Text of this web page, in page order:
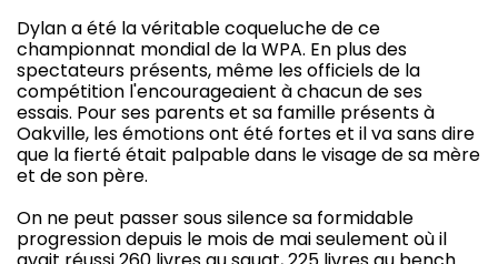
Dylan a été la véritable coqueluche de ce
championnat mondial de la WPA. En plus des
spectateurs présents, même les officiels de la
compétition l'encourageaient à chacun de ses
essais. Pour ses parents et sa famille présents à
Oakville, les émotions ont été fortes et il va sans dire
que la fierté était palpable dans le visage de sa mère
et de son père.
On ne peut passer sous silence sa formidable
progression depuis le mois de mai seulement où il